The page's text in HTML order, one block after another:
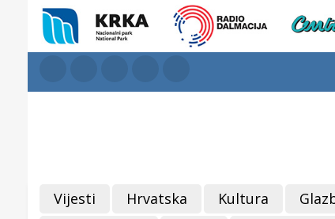
Vijesti Hrvatska Kultura